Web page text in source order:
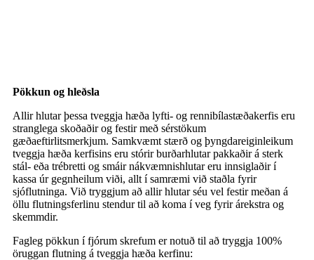
Pökkun og hleðsla
Allir hlutar þessa tveggja hæða lyfti- og rennibílastæðakerfis eru
stranglega skoðaðir og festir með sérstökum
gæðaeftirlitsmerkjum. Samkvæmt stærð og þyngdareiginleikum
tveggja hæða kerfisins eru stórir burðarhlutar pakkaðir á sterk
stál- eða trébretti og smáir nákvæmnishlutar eru innsiglaðir í
kassa úr gegnheilum viði, allt í samræmi við staðla fyrir
sjóflutninga. Við tryggjum að allir hlutar séu vel festir meðan á
öllu flutningsferlinu stendur til að koma í veg fyrir árekstra og
skemmdir.
Fagleg pökkun í fjórum skrefum er notuð til að tryggja 100%
öruggan flutning á tveggja hæða kerfinu: